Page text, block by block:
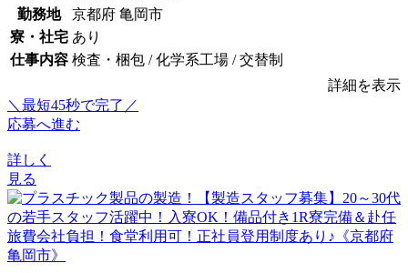
勤務地
京都府 亀岡市
寮・社宅 あり
仕事内容 検査・梱包 / 化学系工場 / 交替制
詳細を表示
＼最短45秒で完了／
応募へ進む
詳しく
見る